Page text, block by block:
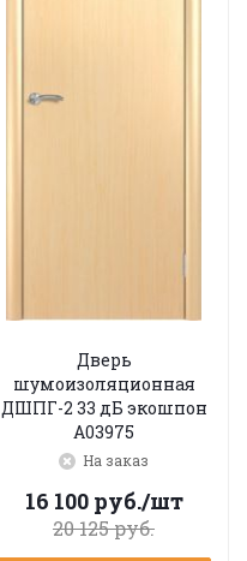
Дверь
шумоизоляционная
ДШПГ-2 33 дБ экошпон
A03975
На заказ
16 100руб./шт
20 125руб.